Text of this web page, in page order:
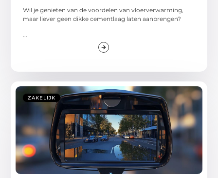
Wil je genieten van de voordelen van vloerverwarming,
maar liever geen dikke cementlaag laten aanbrengen?
ZAKELIJK